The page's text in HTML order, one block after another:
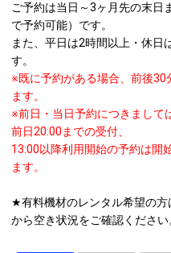
ご予約は当日～3ヶ月先の末日
で予約可能）です。
また、平日は2時間以上・休日
す。
※既に予約がある場合、前後30
ます。
※前日・当日予約につきまして
前日20:00までの受付、
13:00以降利用開始の予約は開
ます。
★有料機材のレンタル希望の方
から空き状況をご確認ください